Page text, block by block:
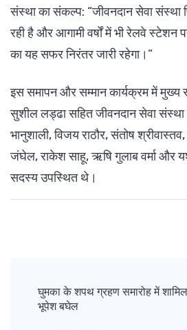
संस्था का संकल्प: “जीवनदान सेवा संस्था
रही है और आगामी वर्षों में भी रेलवे स्टेशन
का यह सफर निरंतर जारी रहेगा।”
इस समापन और सम्मान कार्यक्रम में
सुशील लड्ढा सहित जीवनदान सेवा
भानुशाली, विजय राठौर, संतोष
जंघेल, राकेश साहू, ऋषि गुलाब वर्मा और
सदस्य उपस्थित थे।
Navigation
घुमका के शपथ ग्रहण समारोह में
भूपेश बघेल